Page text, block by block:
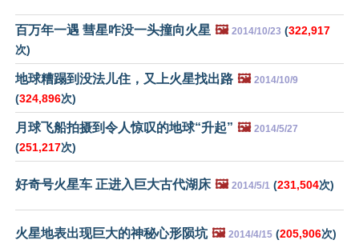
百万年一遇 彗星咋没一头撞向火星 🖼️ 2014/10/23 (322,917
次)
地球糟蹋到没法儿住，又上火星找出路 🖼️ 2014/10/9
(324,896次)
月球飞船拍摄到令人惊叹的地球“升起” 🖼️ 2014/5/27
(251,217次)
好奇号火星车 正进入巨大古代湖床 🖼️ 2014/5/1 (231,504次)
火星地表出现巨大的神秘心形陨坑 🖼️ 2014/4/15 (205,906次)